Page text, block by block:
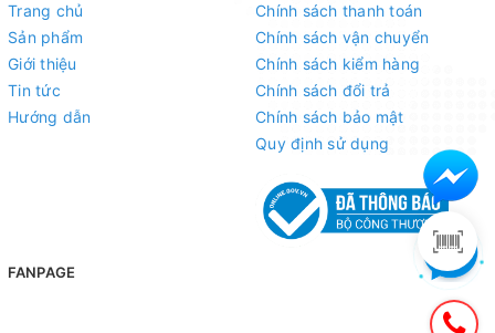
Trang chủ
Sản phẩm
Giới thiệu
Tin tức
Hướng dẫn
Chính sách thanh toán
Chính sách vận chuyển
Chính sách kiểm hàng
Chính sách đổi trả
Chính sách bảo mật
Quy định sử dụng
FANPAGE